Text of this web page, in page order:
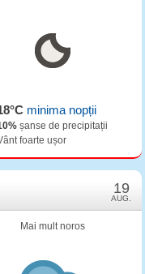
minima nopții
șanse de precipitații
foarte ușor
19
AUG.
Mai mult noros